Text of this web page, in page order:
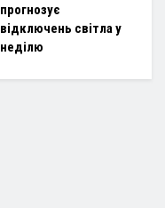
прогнозує
відключень світла у
неділю